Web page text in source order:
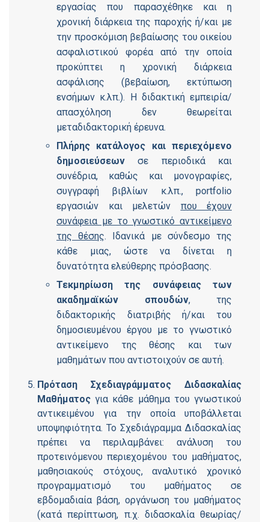
εργασίας που παρασχέθηκε και η
χρονική διάρκεια της παροχής ή/και με
την προσκόμιση βεβαίωσης του οικείου
ασφαλιστικού φορέα από την οποία
προκύπτει η χρονική διάρκεια
ασφάλισης (βεβαίωση, εκτύπωση
ενσήμων κ.λπ.). Η διδακτική εμπειρία/
απασχόληση δεν θεωρείται
μεταδιδακτορική έρευνα.
Πλήρης κατάλογος και περιεχόμενο
δημοσιεύσεων σε περιοδικά και
συνέδρια, καθώς και μονογραφίες,
συγγραφή βιβλίων κ.λπ., portfolio
εργασιών και μελετών που έχουν
συνάφεια με το γνωστικό αντικείμενο
της θέσης. Ιδανικά με σύνδεσμο της
κάθε μιας, ώστε να δίνεται η
δυνατότητα ελεύθερης πρόσβασης.
Τεκμηρίωση της συνάφειας των
ακαδημαϊκών σπουδών, της
διδακτορικής διατριβής ή/και του
δημοσιευμένου έργου με το γνωστικό
αντικείμενο της θέσης και των
μαθημάτων που αντιστοιχούν σε αυτή.
Πρόταση Σχεδιαγράμματος Διδασκαλίας
Μαθήματος για κάθε μάθημα του γνωστικού
αντικειμένου για την οποία υποβάλλεται
υποψηφιότητα. Το Σχεδιάγραμμα Διδασκαλίας
πρέπει να περιλαμβάνει: ανάλυση του
προτεινόμενου περιεχομένου του μαθήματος,
μαθησιακούς στόχους, αναλυτικό χρονικό
προγραμματισμό του μαθήματος σε
εβδομαδιαία βάση, οργάνωση του μαθήματος
(κατά περίπτωση, π.χ. διδασκαλία θεωρίας/